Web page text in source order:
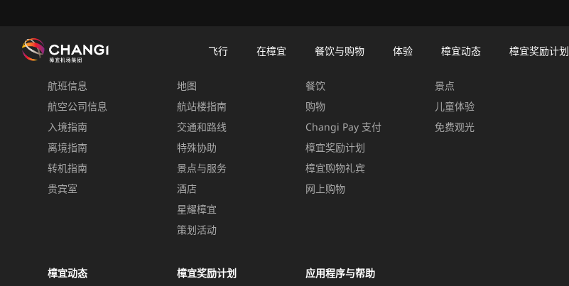
飞行 在樟宜 餐饮与购物 体验 樟宜动态 樟宜奖励计划
飞行
航班信息
航空公司信息
入境指南
离境指南
转机指南
贵宾室
地图
航站楼指南
交通和路线
特殊协助
景点与服务
酒店
星耀樟宜
策划活动
餐饮
购物
Changi Pay 支付
樟宜奖励计划
樟宜购物礼宾
网上购物
景点
儿童体验
免费观光
樟宜动态
樟宜奖励计划
应用程序与帮助